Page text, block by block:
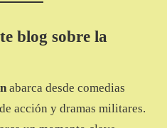
blog sobre la
abarca desde comedias
acción y dramas militares.